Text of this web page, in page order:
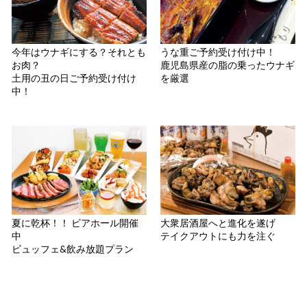
今年はウナギにする？それとも
お肉？
土用の丑の日ご予約受け付け
中！
うな重ご予約受け付け中！
鹿児島県産の脂の乗ったウナギ
を厳選
夏に乾杯！！ ビアホール開催
中
ビュッフェ&飲み放題プラン
大衆居酒屋へと進化を遂げ
テイクアウトにも力を注ぐ